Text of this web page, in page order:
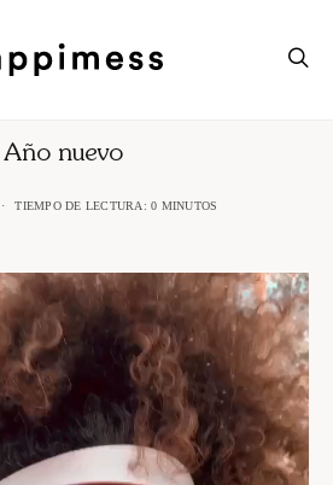
Año nuevo
TIEMPO DE LECTURA: 0 MINUTOS